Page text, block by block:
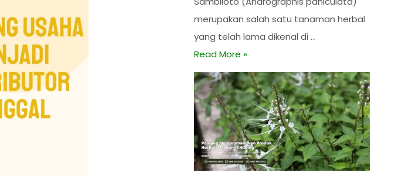
merupakan salah satu tanaman herbal
yang telah lama dikenal di …
Read More »